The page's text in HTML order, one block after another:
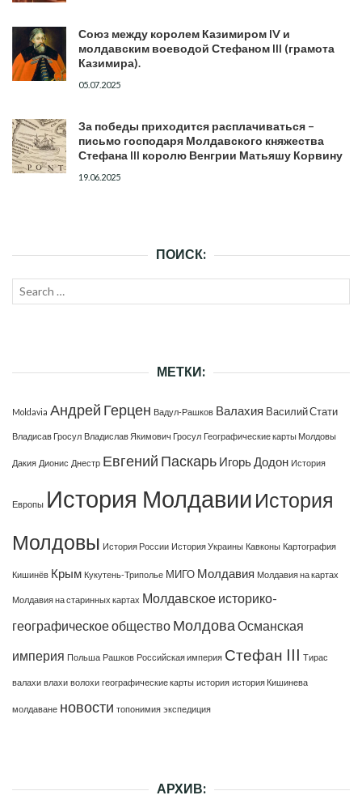
Союз между королем Казимиром IV и
молдавским воеводой Стефаном III (грамота
Казимира).
05.07.2025
За победы приходится расплачиваться –
письмо господаря Молдавского княжества
Стефана III королю Венгрии Матьяшу Корвину
19.06.2025
ПОИСК:
Search
МЕТКИ:
Moldavia Андрей Герцен Вадул-Рашков Валахия Василий Стати
Владисав Гросул Владислав Якимович Гросул Географические карты Молдовы
Дакия Дионис Днестр Евгений Паскарь Игорь Додон История
Европы История Молдавии История
Молдовы История России История Украины Кавконы Картография
Кишинёв Крым Кукутень-Триполье МИГО Молдавия Молдавия на картах
Молдавия на старинных картах Молдавское историко-
географическое общество Молдова Османская
империя Польша Рашков Российская империя Стефан III Тирас
валахи влахи волохи географические карты история история Кишинева
молдаване новости топонимия экспедиция
АРХИВ: